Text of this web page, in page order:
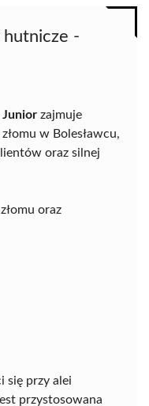
hutnicze -
Junior zajmuje
w Bolesławcu,
oraz silnej
oraz
się przy alei
przystosowana